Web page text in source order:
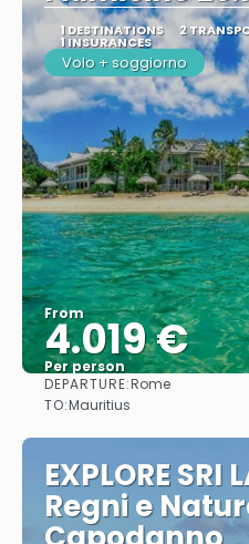
1 DESTINATIONS 2
1 INSURANCES
Volo + soggiorno
From
4.019 €
Per person
DEPARTURE:Rome
TO:Mauritius
EXPLORE
Regni e